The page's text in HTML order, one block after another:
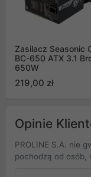
Zasilacz Seasonic
BC-650 ATX 3.1
650W
219,00 zł
Opinie
PROLINE S.A. nie
pochodzą od osób,